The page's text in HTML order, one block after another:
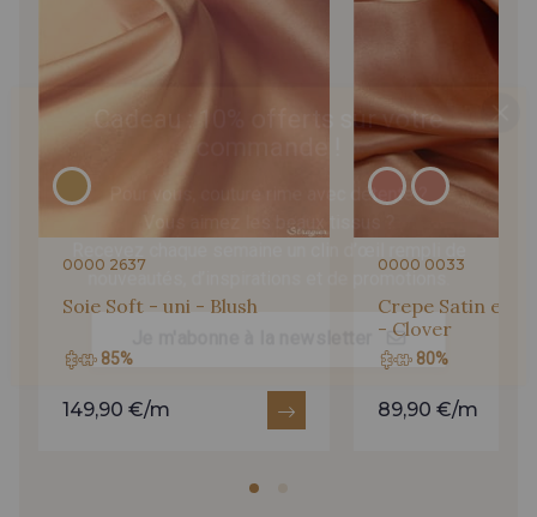
0000 2637
Soie Soft - uni - Blush
85%
149,90 €/m
0000 0033
Crepe Satin en
- Clover
80%
89,90 €/m
Cadeau : 10% offerts sur votre
commande !
Pour vous, couture rime avec détente ?
Vous aimez les beaux tissus ?
Recevez chaque semaine un clin d’œil rempli de
nouveautés, d’inspirations et de promotions.